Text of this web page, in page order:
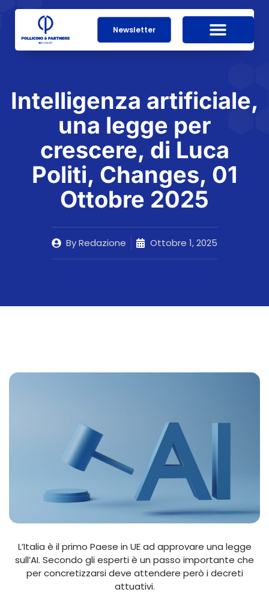
Newsletter
Intelligenza artificiale,
una legge per
crescere, di Luca
Politi, Changes, 01
Ottobre 2025
ByRedazione Ottobre 1, 2025
L’Italia è il primo Paese in UE ad approvare una legge
sull’AI. Secondo gli esperti è un passo importante che
per concretizzarsi deve attendere però i decreti
attuativi.